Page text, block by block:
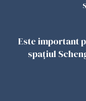
avion
Este important
spațiul